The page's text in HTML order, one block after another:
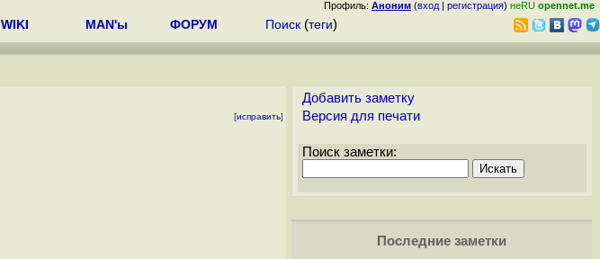
Профиль: Аноним (вход | регистрация) неRU opennet.me
WIKI MAN'ы ФОРУМ Поиск (теги)
[исправить]
Добавить заметку
Версия для печати
Поиск заметки:
Последние заметки